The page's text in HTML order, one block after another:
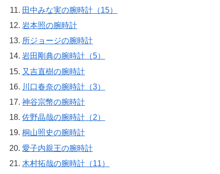
田中みな実の腕時計（15）
岩本照の腕時計
所ジョージの腕時計
岩田剛典の腕時計（5）
又吉直樹の腕時計
川口春奈の腕時計（3）
神谷宗幣の腕時計
佐野晶哉の腕時計（2）
桐山照史の腕時計
愛子内親王の腕時計
木村拓哉の腕時計（11）